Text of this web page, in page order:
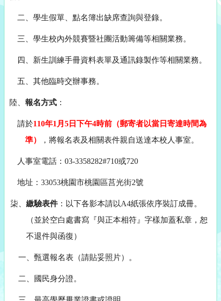
二、學生假單、點名簿出缺席查詢與登錄。
三、學生校內外競賽暨社團活動籌備等相關業務。
四、新生訓練手冊資料表單及通訊錄製作等相關業務。
五、其他臨時交辦事務。
陸、 報名方式 ：
請於110年1 月 5 日下午4時前（郵寄者以當日寄達時間為
準）
，將報名表及相關表件親自送達本校人事室。
人事室電話： 03-3358282#710或720
地址： 33053桃園市桃園區莒光街2號
柒、 繳驗表件：以下各影本請以A4紙張依序裝訂成冊。
（並於空白處書寫 『與正本相符 』 字樣加蓋私章， 恕
不退件與函復）
一、甄選報名表（請貼妥照片）。
二、國民身分證。